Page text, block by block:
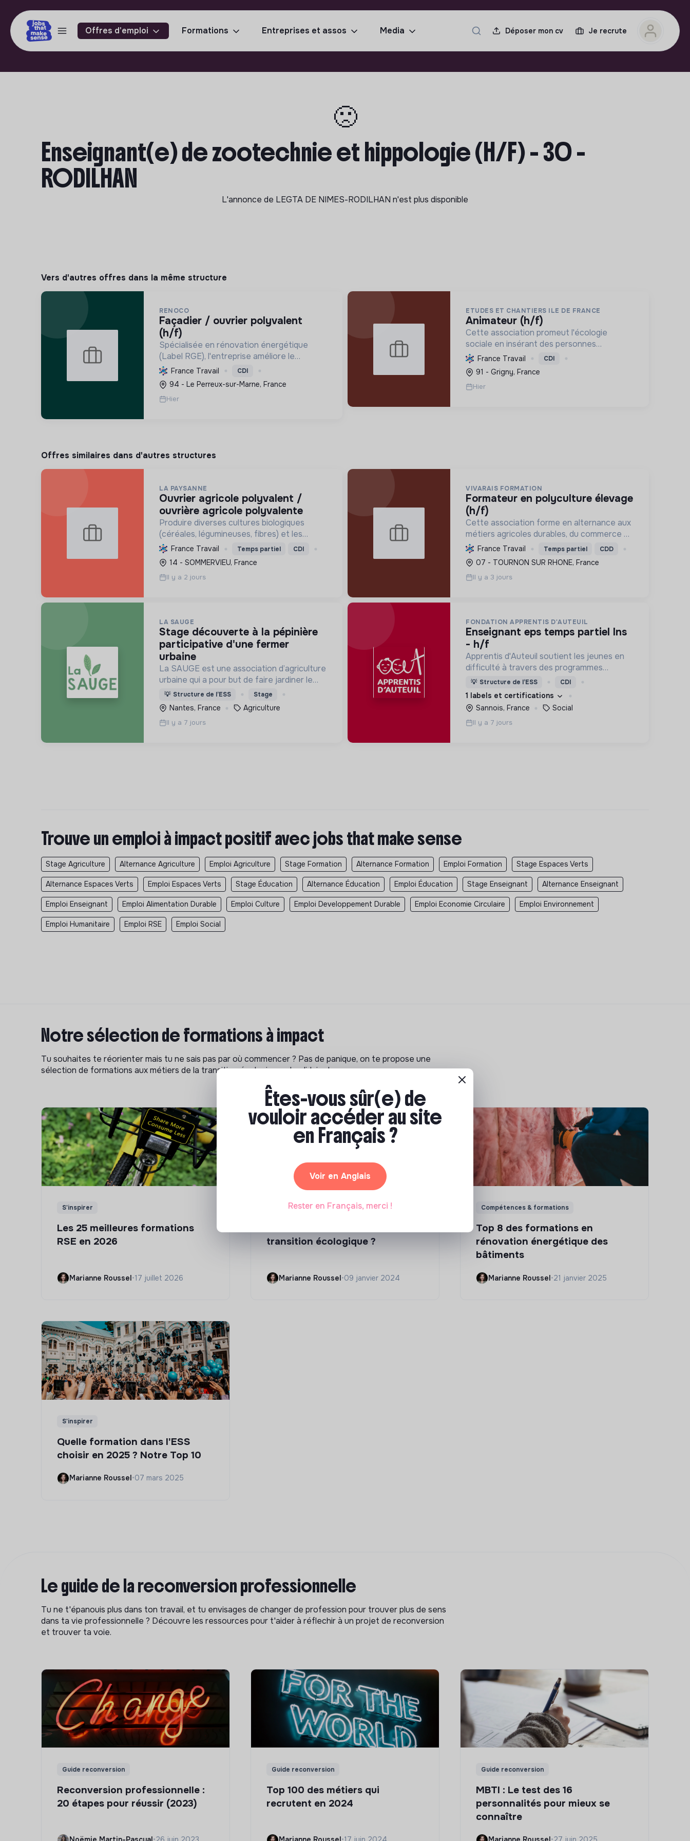
Offres d'emploi Formations Entreprises et assos Media Déposer mon cv Je recrute
🙁
Enseignant(e) de zootechnie et hippologie (H/F) - 30 -
RODILHAN
L'annonce de LEGTA DE NIMES-RODILHAN n'est plus disponible
Vers d'autres offres dans la même structure
RENOCO
façadier / ouvrier polyvalent
(h/f)
Spécialisée en rénovation énergétique
(Label RGE), l'entreprise améliore le
confort, réduit la consommation et les
émissions de carbone par l'isolation, les
menuiseries et la ventilation, rendant les ...
France Travail CDI
94 - Le Perreux-sur-Marne, France
Hier
ETUDES ET CHANTIERS ILE DE FRANCE
animateur (h/f)
Cette association promeut l'écologie
sociale en insérant des personnes
vulnérables par l'emploi et des projets
d'intérêt collectif, améliorant le cadre de
vie et formant aux métiers verts, pour une
tr...
France Travail CDI
91 - Grigny, France
Hier
Offres similaires dans d'autres structures
LA PAYSANNE
ouvrier agricole polyvalent /
ouvrière agricole polyvalente
Produire diverses cultures biologiques
(céréales, légumineuses, fibres) et les
vendre, tout en favorisant la biodiversité, la
fertilité des sols et l'emploi local durable.
France Travail Temps partiel CDI
14 - SOMMERVIEU, France
Il y a 2 jours
VIVARAIS FORMATION
formateur en polyculture élevage
(h/f)
Cette association forme en alternance aux
métiers agricoles durables, du commerce et
du social, répondant aux besoins
territoriaux. Elle favorise l'insertion
professionnelle et la transition écologiqu...
France Travail Temps partiel CDD
07 - TOURNON SUR RHONE, France
Il y a 3 jours
LA SAUGE
stage découverte à la pépinière
participative d'une fermer
urbaine
La SAUGE est une association d’agriculture
urbaine qui a pour but de faire jardiner le
plus de monde possible 2h par semaine de
manière respectueuse du vivant.
💡 Structure de l’ESS Stage
Nantes, France Agriculture
Il y a 7 jours
FONDATION APPRENTIS D'AUTEUIL
enseignant eps temps partiel lns
- h/f
Apprentis d'Auteuil soutient les jeunes en
difficulté à travers des programmes
d’accueil, d’éducation, de formation et
d’insertion pour leur permettre de devenir
des hommes et des femmes debout.
💡 Structure de l’ESS CDI
1 labels et certifications
Sannois, France
Social
Il y a 7 jours
Trouve un emploi à impact positif avec jobs that make sense
Stage Agriculture Alternance Agriculture Emploi Agriculture Stage Formation Alternance Formation Emploi Formation Stage Espaces Verts
Alternance Espaces Verts Emploi Espaces Verts Stage Éducation Alternance Éducation Emploi Éducation Stage Enseignant Alternance Enseignant
Emploi Enseignant Emploi Alimentation Durable Emploi Culture Emploi Developpement Durable Emploi Economie Circulaire Emploi Environnement
Emploi Humanitaire Emploi RSE Emploi Social
Notre sélection de formations à impact
Tu souhaites te réorienter mais tu ne sais pas par où commencer ? Pas de panique, on te propose une
sélection de formations aux métiers de la transition écologique et solidaire !
S'inspirer
Les 25 meilleures formations
RSE en 2026
Marianne Roussel•17 juillet 2026
Compétences & formations
transition écologique ?
Marianne Roussel•09 janvier 2024
Compétences & formations
Top 8 des formations en
rénovation énergétique des
bâtiments
Marianne Roussel•21 janvier 2025
S'inspirer
Quelle formation dans l'ESS
choisir en 2025 ? Notre Top 10
Marianne Roussel •07 mars 2025
Le guide de la reconversion professionnelle
Tu ne t'épanouis plus dans ton travail, et tu envisages de changer de profession pour trouver plus de sens
dans ta vie professionnelle ? Découvre les ressources pour t'aider à réflechir à un projet de reconversion
et trouver ta voie.
Guide reconversion
Reconversion professionnelle :
20 étapes pour réussir (2023)
Guide reconversion
Top 100 des métiers qui
recrutent en 2024
Guide reconversion
MBTI : Le test des 16
personnalités pour mieux se
connaître
Êtes-vous sûr(e) de
vouloir accéder au site
en Français ?
Voir en Anglais
Rester en Français, merci !